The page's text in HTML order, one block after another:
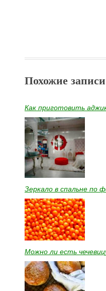
Похожие
Как приготовить
Зеркало в спальне по
Можно ли есть